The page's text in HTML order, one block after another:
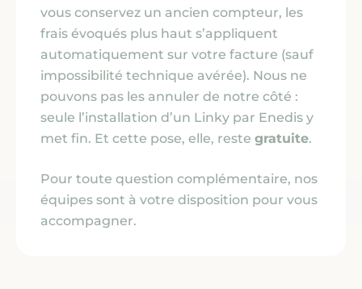
vous conservez un ancien compteur, les
frais évoqués plus haut s’appliquent
automatiquement sur votre facture (sauf
impossibilité technique avérée). Nous ne
pouvons pas les annuler de notre côté :
seule l’installation d’un Linky par Enedis y
met fin. Et cette pose, elle, reste gratuite.
Pour toute question complémentaire, nos
équipes sont à votre disposition pour vous
accompagner.